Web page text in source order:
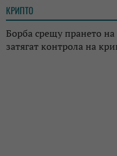
КРИПТО
Борба срещу прането
затягат контрола на